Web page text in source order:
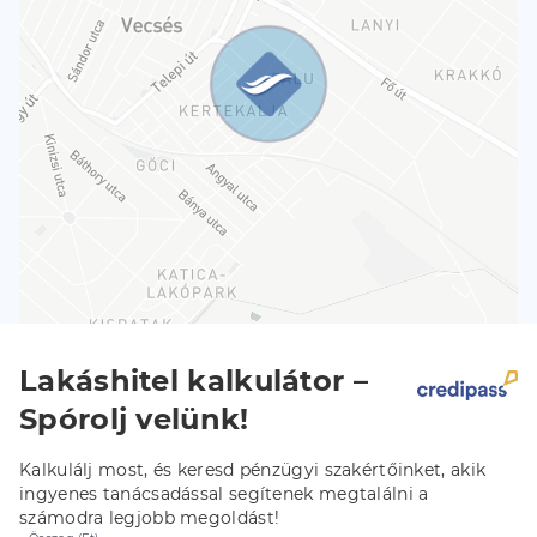
Lakáshitel kalkulátor –
Spórolj velünk!
Kalkulálj most, és keresd pénzügyi szakértőinket, akik
ingyenes tanácsadással segítenek megtalálni a
számodra legjobb megoldást!